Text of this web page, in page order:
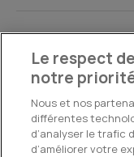
Legal & Compliance
Le respect
notre
Nous et nos
différentes
d’analyser le trafic
d’améliorer votre